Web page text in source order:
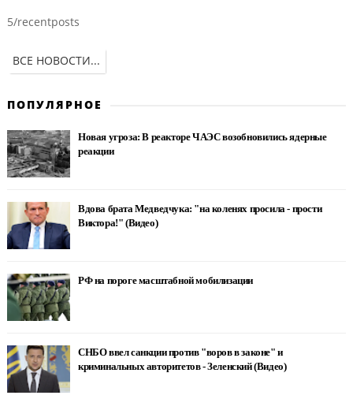
5/recentposts
ВСЕ НОВОСТИ...
ПОПУЛЯРНОЕ
Новая угроза: В реакторе ЧАЭС возобновились ядерные
реакции
Вдова брата Медведчука: "на коленях просила - прости
Виктора!" (Видео)
РФ на пороге масштабной мобилизации
СНБО ввел санкции против "воров в законе" и
криминальных авторитетов - Зеленский (Видео)